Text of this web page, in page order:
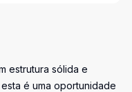
estrutura sólida e
é uma oportunidade